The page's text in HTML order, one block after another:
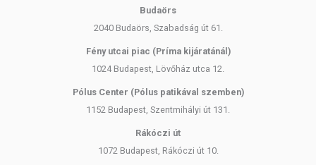
Budaörs
2040 Budaörs, Szabadság út 61.
Fény utcai piac (Príma kijáratánál)
1024 Budapest, Lövőház utca 12.
Pólus Center (Pólus patikával szemben)
1152 Budapest, Szentmihályi út 131.
Rákóczi út
1072 Budapest, Rákóczi út 10.